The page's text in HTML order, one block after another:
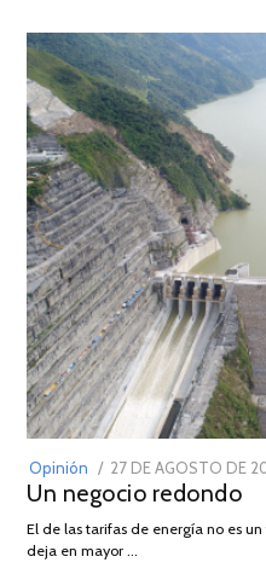
Opinión
POSTED
ON
27 DE AGOSTO DE
Un negocio redondo
El de las tarifas de energía no es
deja en mayor …